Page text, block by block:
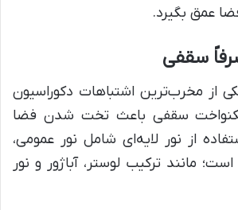
عمق بگیرد.
از مخرب‌ترین اشتباهات دکوراسیون
سقفی باعث تخت شدن فضا
از نور لایه‌ای شامل نور عمومی،
مانند ترکیب لوستر، آباژور و نور